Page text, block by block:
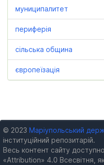
муниципалитет
периферія
сільська община
європеїзація
© 2023 Маріупольський
інституційний репозитарій.
Весь контент сайту
«Attribution» 4.0 Всесвітня,